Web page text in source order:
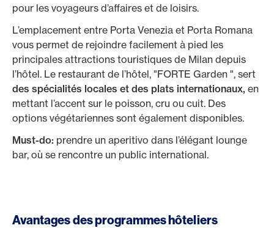
pour les voyageurs d’affaires et de loisirs.
L’emplacement entre Porta Venezia et Porta Romana
vous permet de rejoindre facilement à pied les
principales attractions touristiques de Milan depuis
l’hôtel. Le restaurant de l’hôtel, "FORTE Garden ", sert
des spécialités locales et des plats internationaux, en
mettant l’accent sur le poisson, cru ou cuit. Des
options végétariennes sont également disponibles.
Must-do: prendre un aperitivo dans l’élégant lounge
bar, où se rencontre un public international.
Avantages des programmes hôteliers